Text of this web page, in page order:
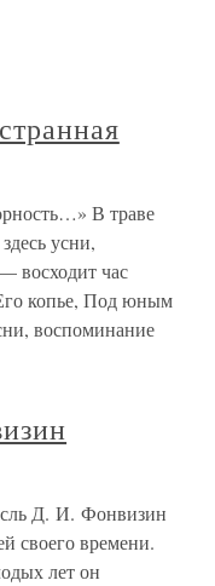
В траве
усни,
восходит час
копье, Под юным
воспоминание
Д. И. Фонвизин
своего времени.
лет он